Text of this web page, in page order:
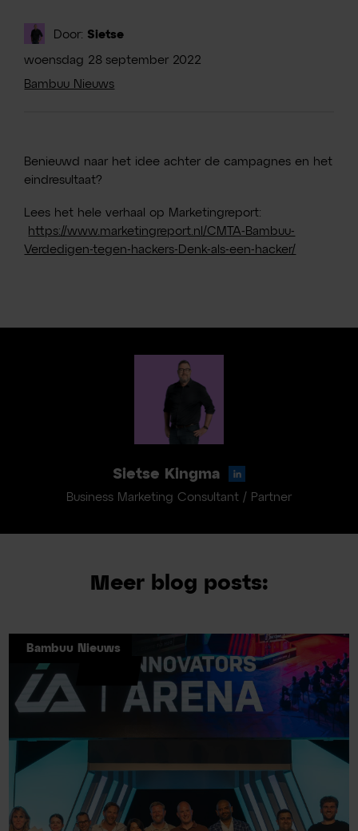
Door: Sietse
woensdag 28 september 2022
Bambuu Nieuws
Benieuwd naar het idee achter de campagnes en het
eindresultaat?
Lees het hele verhaal op Marketingreport:
https://www.marketingreport.nl/CMTA-Bambuu-
Verdedigen-tegen-hackers-Denk-als-een-hacker/
Sietse Kingma
Business Marketing Consultant / Partner
Meer blog posts:
Bambuu Nieuws